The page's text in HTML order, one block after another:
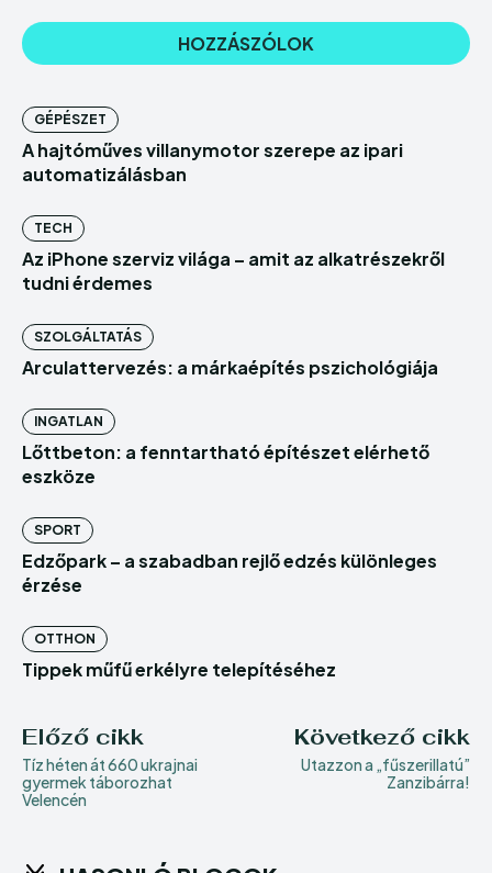
GÉPÉSZET
A hajtóműves villanymotor szerepe az ipari
automatizálásban
TECH
Az iPhone szerviz világa – amit az alkatrészekről
tudni érdemes
SZOLGÁLTATÁS
Arculattervezés: a márkaépítés pszichológiája
INGATLAN
Lőttbeton: a fenntartható építészet elérhető
eszköze
SPORT
Edzőpark – a szabadban rejlő edzés különleges
érzése
OTTHON
Tippek műfű erkélyre telepítéséhez
Előző cikk
Tíz héten át 660 ukrajnai
gyermek táborozhat
Velencén
Következő cikk
Utazzon a „fűszerillatú”
Zanzibárra!